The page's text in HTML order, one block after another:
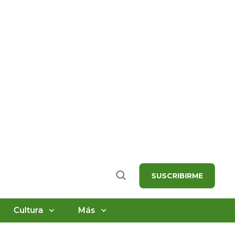
Buscar SUSCRIBIRME
Cultura Más